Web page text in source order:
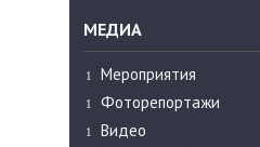
МЕДИА
Мероприятия
Фоторепортажи
Видео